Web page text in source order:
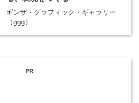
ギンザ・グラフィック・ギャラリー
（ggg）
PR